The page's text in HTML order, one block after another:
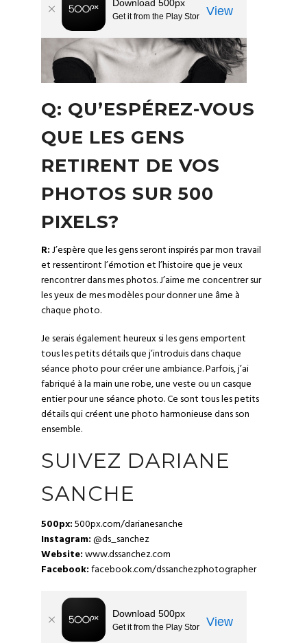
Q: QU’ESPÉREZ-VOUS
QUE LES GENS
RETIRENT DE VOS
PHOTOS SUR 500
PIXELS?
R:J’espère que les gens seront inspirés par mon travail
et ressentiront l’émotion et l’histoire que je veux
rencontrer dans mes photos. J’aime me concentrer sur
les yeux de mes modèles pour donner une âme à
chaque photo.
Je serais également heureux si les gens emportent
tous les petits détails que j’introduis dans chaque
séance photo pour créer une ambiance. Parfois, j’ai
fabriqué à la main une robe, une veste ou un casque
entier pour une séance photo. Ce sont tous les petits
détails qui créent une photo harmonieuse dans son
ensemble.
SUIVEZ DARIANE
SANCHE
500px:500px.com/darianesanche
Instagram:@ds_sanchez
Website:www.dssanchez.com
Facebook:facebook.com/dssanchezphotographer